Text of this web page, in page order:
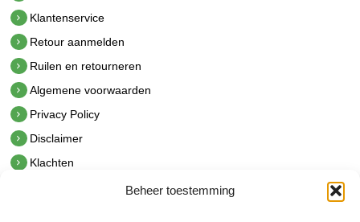
Beheer toestemming
Klantenservice
Retour aanmelden
Ruilen en retourneren
Algemene voorwaarden
Privacy Policy
Disclaimer
Klachten